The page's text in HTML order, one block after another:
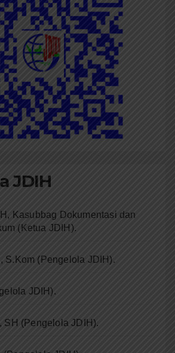
JDIH
Kasubbag Dokumentasi dan
(Ketua JDIH).
S.Kom (Pengelola JDIH).
JDIH).
SH (Pengelola JDIH).